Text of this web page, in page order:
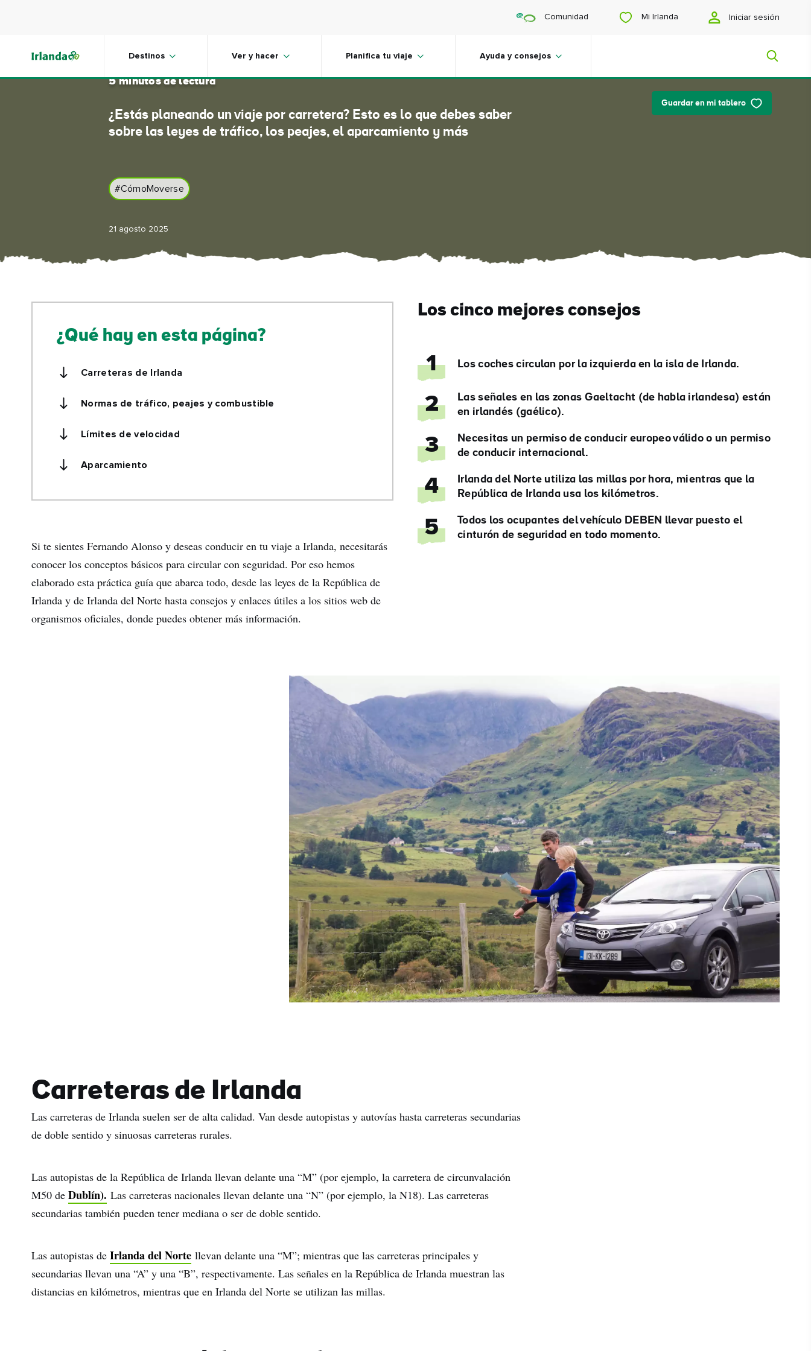
Comunidad Mi Irlanda Iniciar sesión
Destinos Ver y hacer Planifica tu viaje Ayuda y consejos
#ActividadesAlAireLibre
Guardar en mi tablero
Conducir en Irlanda
5 minutos de lectura
¿Estás planeando un viaje por carretera? Esto es lo que debes saber
sobre las leyes de tráfico, los peajes, el aparcamiento y más
#CómoMoverse
21 agosto 2025
¿Qué hay en esta página?
Carreteras de Irlanda
Normas de tráfico, peajes y combustible
Límites de velocidad
Aparcamiento
Si te sientes Fernando Alonso y deseas conducir en tu viaje a Irlanda, necesitarás
conocer los conceptos básicos para circular con seguridad. Por eso hemos
elaborado esta práctica guía que abarca todo, desde las leyes de la República de
Irlanda y de Irlanda del Norte hasta consejos y enlaces útiles a los sitios web de
organismos oficiales, donde puedes obtener más información.
Los cinco mejores consejos
1 Los coches circulan por la izquierda en la isla de Irlanda.
2
Las señales en las zonas Gaeltacht (de habla irlandesa) están
en irlandés (gaélico).
3
Necesitas un permiso de conducir europeo válido o un permiso
de conducir internacional.
4
Irlanda del Norte utiliza las millas por hora, mientras que la
República de Irlanda usa los kilómetros.
5
Todos los ocupantes del vehículo DEBEN llevar puesto el
cinturón de seguridad en todo momento.
Carreteras de Irlanda
Las carreteras de Irlanda suelen ser de alta calidad. Van desde autopistas y autovías hasta carreteras secundarias
de doble sentido y sinuosas carreteras rurales.
Las autopistas de la República de Irlanda llevan delante una “M” (por ejemplo, la carretera de circunvalación
M50 de Dublín). Las carreteras nacionales llevan delante una “N” (por ejemplo, la N18). Las carreteras
secundarias también pueden tener mediana o ser de doble sentido.
Las autopistas de Irlanda del Norte llevan delante una “M”; mientras que las carreteras principales y
secundarias llevan una “A” y una “B”, respectivamente. Las señales en la República de Irlanda muestran las
distancias en kilómetros, mientras que en Irlanda del Norte se utilizan las millas.